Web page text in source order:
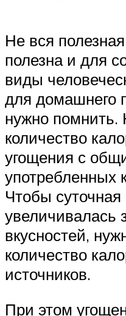
Не вся
полезна и для
виды
для домашнего
нужно помнить.
количество
угощения с
употребленных
Чтобы
увеличивалась
вкусностей,
количество
источников.
При этом